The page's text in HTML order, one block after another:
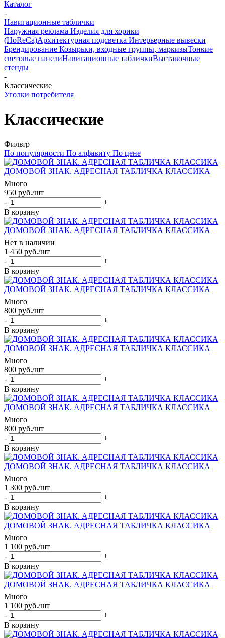
Каталог
-
Навигационные таблички
Наружная реклама Изделия для хорики
(HoReCa)Архитектурная подсветка Интерьерные вывески
Брендирование Козырьки, входные группы, маркизыТонкие
световые панелиНавигационные табличкиВыставочные
стенды
-
Классические
Уголки потребителя
Классические
Фильтр
По популярности По алфавиту По цене
ДОМОВОЙ ЗНАК. АДРЕСНАЯ ТАБЛИЧКА КЛАССИКА
Много
950 руб./шт
-
+
В корзину
ДОМОВОЙ ЗНАК. АДРЕСНАЯ ТАБЛИЧКА КЛАССИКА
Нет в наличии
1 450 руб./шт
-
+
В корзину
ДОМОВОЙ ЗНАК. АДРЕСНАЯ ТАБЛИЧКА КЛАССИКА
Много
800 руб./шт
-
+
В корзину
ДОМОВОЙ ЗНАК. АДРЕСНАЯ ТАБЛИЧКА КЛАССИКА
Много
800 руб./шт
-
+
В корзину
ДОМОВОЙ ЗНАК. АДРЕСНАЯ ТАБЛИЧКА КЛАССИКА
Много
800 руб./шт
-
+
В корзину
ДОМОВОЙ ЗНАК. АДРЕСНАЯ ТАБЛИЧКА КЛАССИКА
Много
1 300 руб./шт
-
+
В корзину
ДОМОВОЙ ЗНАК. АДРЕСНАЯ ТАБЛИЧКА КЛАССИКА
Много
1 100 руб./шт
-
+
В корзину
ДОМОВОЙ ЗНАК. АДРЕСНАЯ ТАБЛИЧКА КЛАССИКА
Много
1 100 руб./шт
-
+
В корзину